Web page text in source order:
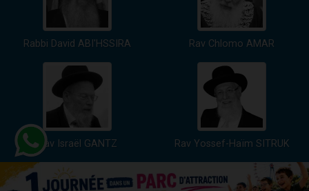
Rabbi David ABI'HSSIRA Rav Chlomo AMAR
Rav Israël GANTZ Rav Yossef-Haïm SITRUK